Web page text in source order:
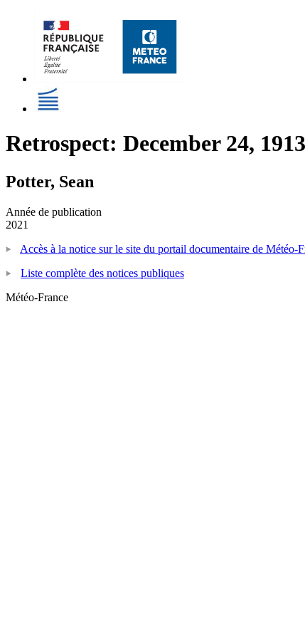
Retrospect: December 24,
Potter, Sean
Année de publication
2021
Accès à la notice sur le site du portail documentaire de Météo-
Liste complète des notices publiques
Météo-France